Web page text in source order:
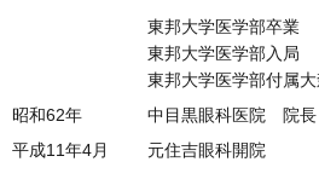
東邦大学医学部卒業
東邦大学医学部入局
東邦大学医学部付属
昭和62年
中目黒眼科医院 院長
平成11年4月
元住吉眼科開院